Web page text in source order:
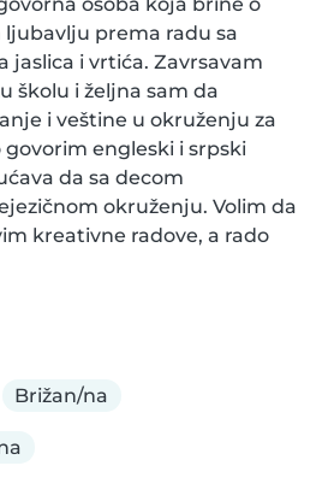
ljubavlju prema radu sa
jaslica i vrtića. Zavrsavam
školu i željna sam da
i veštine u okruženju za
govorim engleski i srpski
da sa decom
okruženju. Volim da
kreativne radove, a rado
Brižan/na